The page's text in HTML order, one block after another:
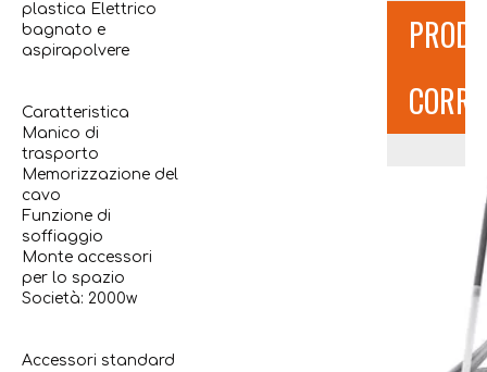
plastica Elettrico
bagnato e
aspirapolvere
Caratteristica
Manico di
trasporto
Memorizzazione del
cavo
Funzione di
soffiaggio
Monte accessori
per lo spazio
Società: 2000w
Accessori standard